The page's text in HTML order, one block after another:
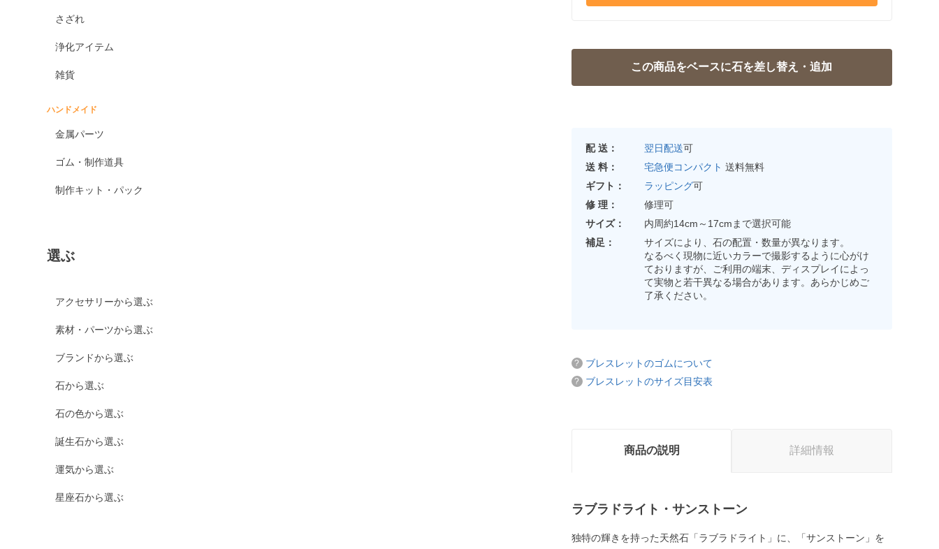
さざれ
浄化アイテム
雑貨
ハンドメイド
金属パーツ
ゴム・制作道具
制作キット・パック
選ぶ
アクセサリーから選ぶ
素材・パーツから選ぶ
ブランドから選ぶ
石から選ぶ
石の色から選ぶ
誕生石から選ぶ
運気から選ぶ
星座石から選ぶ
配 送： 翌日配送可
送 料：
宅急便コンパクト 送料無料
ギフト：
ラッピング可
修 理：
修理可
サイズ：
内周約14cm～17cmまで選択可能
補足：
サイズにより、石の配置・数量が異なります。
なるべく現物に近いカラーで撮影するように心がけ
ておりますが、ご利用の端末、ディスプレイによっ
て実物と若干異なる場合があります。あらかじめご
了承ください。
ブレスレットのゴムについて
ブレスレットのサイズ目安表
商品の説明 詳細情報
ラブラドライト・サンストーン
独特の輝きを持った天然石「ラブラドライト」に、「サンストーン」を